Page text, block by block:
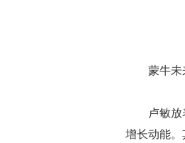
蒙牛未
卢敏
增长动能